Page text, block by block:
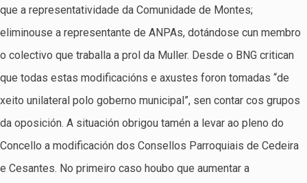
que a representatividade da Comunidade de Montes;
eliminouse a representante de ANPAs, dotándose cun membro
o colectivo que traballa a prol da Muller. Desde o BNG critican
que todas estas modificacións e axustes foron tomadas “de
xeito unilateral polo goberno municipal”, sen contar cos grupos
da oposición. A situación obrigou tamén a levar ao pleno do
Concello a modificación dos Consellos Parroquiais de Cedeira
e Cesantes. No primeiro caso houbo que aumentar a